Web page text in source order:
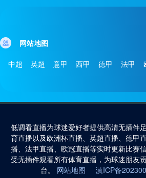
网站地图
中超 英超 意甲 西甲 德甲 法甲
低调看直播为球迷爱好者提供高清无插件
育直播以及欧洲杯直播、英超直播、德甲
播、法甲直播、欧冠直播等实时更新比赛
受无插件观看所有体育直播，为球迷朋友
台。 网站地图 滇ICP备